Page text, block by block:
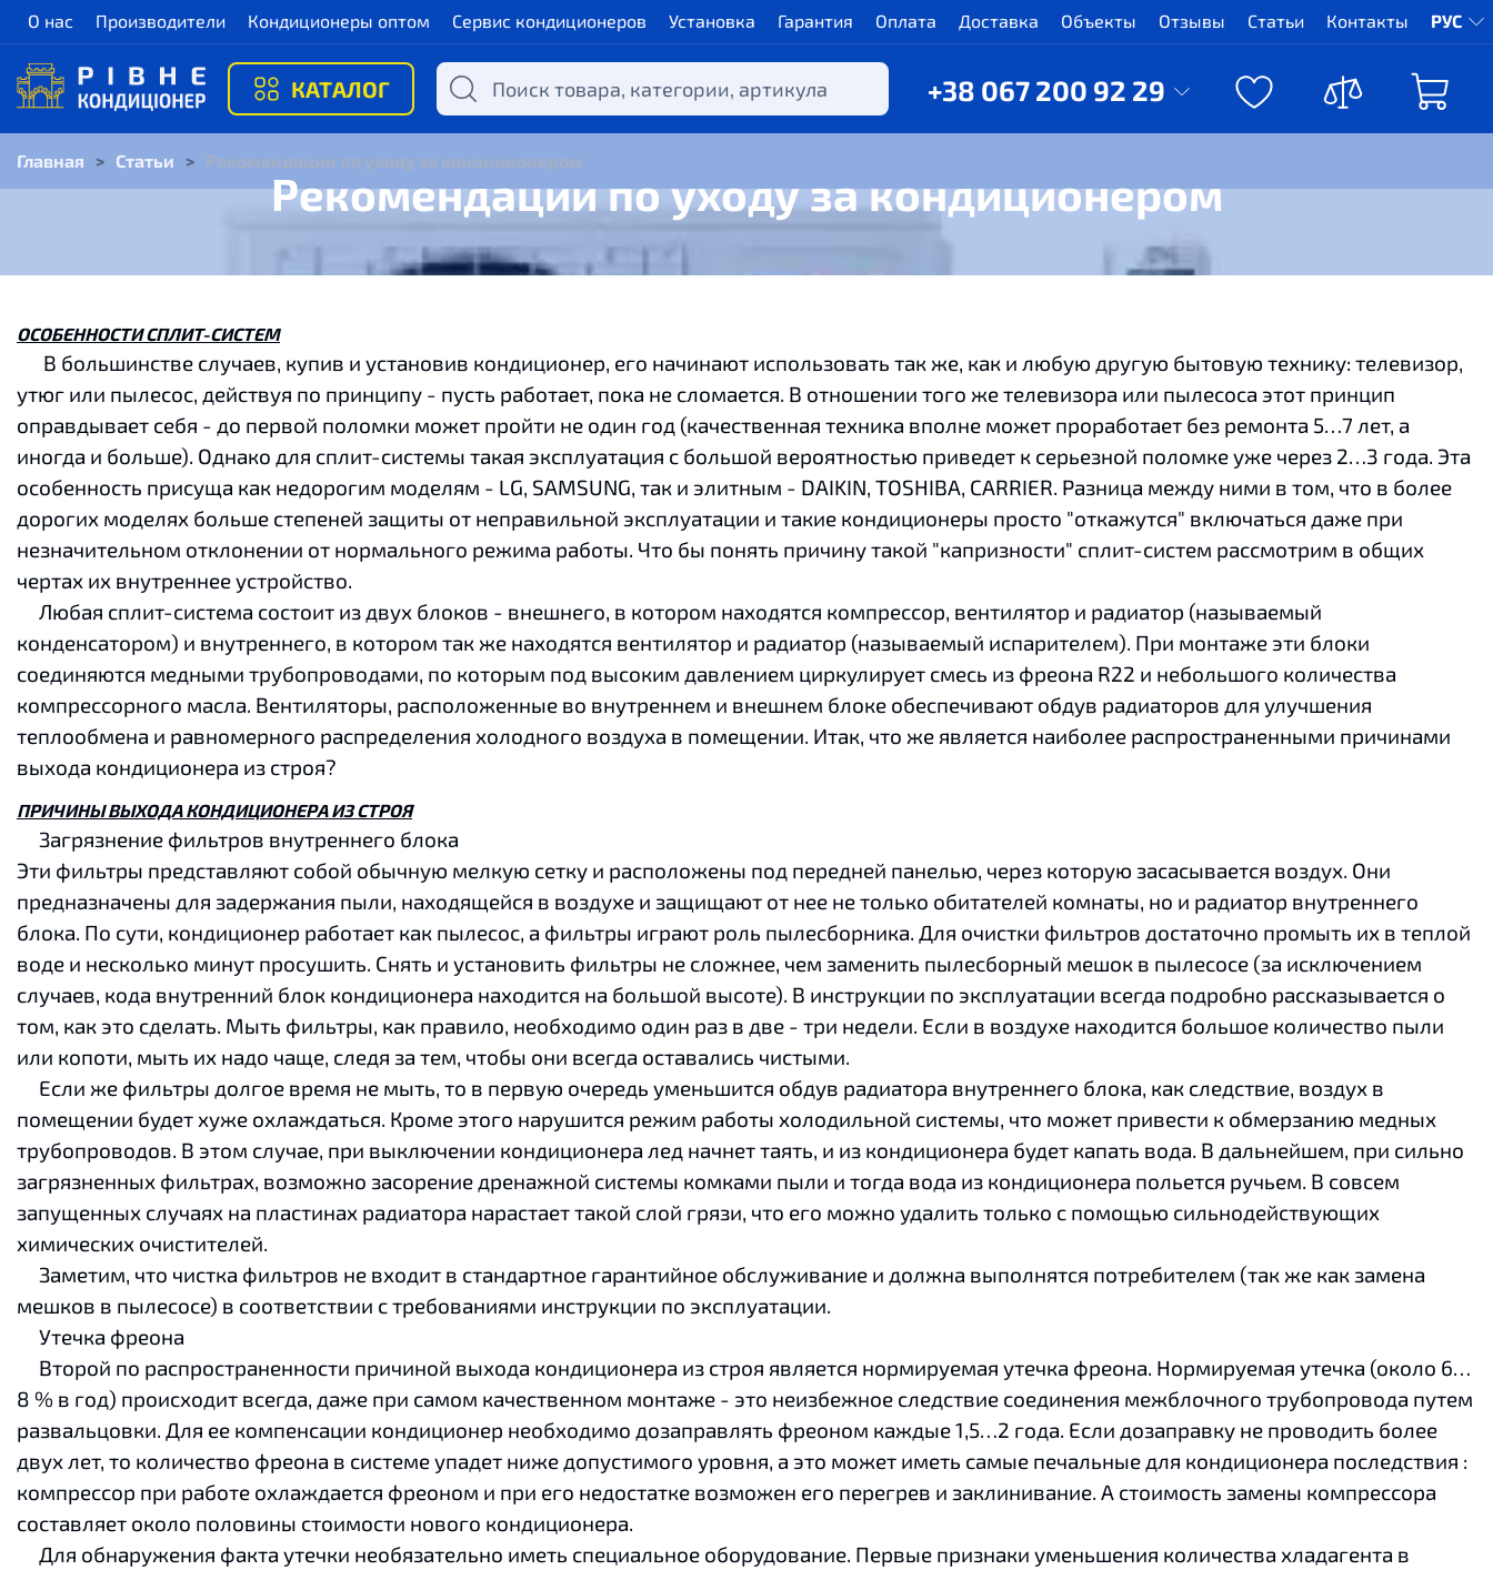
О нас Производители Кондиционеры оптом Сервис кондиционеров Установка Гарантия Оплата Доставка Объекты Отзывы Статьи Контакты РУС
КАТАЛОГ +38 067 200 92 29
Главная > Статьи > Рекомендации по уходу за кондиционером
Рекомендации по уходу за кондиционером
ОСОБЕННОСТИ СПЛИТ-СИСТЕМ
В большинстве случаев, купив и установив кондиционер, его начинают использовать так же, как и любую другую бытовую технику: телевизор,
утюг или пылесос, действуя по принципу - пусть работает, пока не сломается. В отношении того же телевизора или пылесоса этот принцип
оправдывает себя - до первой поломки может пройти не один год (качественная техника вполне может проработает без ремонта 5…7 лет, а
иногда и больше). Однако для сплит-системы такая эксплуатация с большой вероятностью приведет к серьезной поломке уже через 2…3 года. Эта
особенность присуща как недорогим моделям - LG, SAMSUNG, так и элитным - DAIKIN, TOSHIBA, CARRIER. Разница между ними в том, что в более
дорогих моделях больше степеней защиты от неправильной эксплуатации и такие кондиционеры просто "откажутся" включаться даже при
незначительном отклонении от нормального режима работы. Что бы понять причину такой "капризности" сплит-систем рассмотрим в общих
чертах их внутреннее устройство.
Любая сплит-система состоит из двух блоков - внешнего, в котором находятся компрессор, вентилятор и радиатор (называемый
конденсатором) и внутреннего, в котором так же находятся вентилятор и радиатор (называемый испарителем). При монтаже эти блоки
соединяются медными трубопроводами, по которым под высоким давлением циркулирует смесь из фреона R22 и небольшого количества
компрессорного масла. Вентиляторы, расположенные во внутреннем и внешнем блоке обеспечивают обдув радиаторов для улучшения
теплообмена и равномерного распределения холодного воздуха в помещении. Итак, что же является наиболее распространенными причинами
выхода кондиционера из строя?
ПРИЧИНЫ ВЫХОДА КОНДИЦИОНЕРА ИЗ СТРОЯ
Загрязнение фильтров внутреннего блока
Эти фильтры представляют собой обычную мелкую сетку и расположены под передней панелью, через которую засасывается воздух. Они
предназначены для задержания пыли, находящейся в воздухе и защищают от нее не только обитателей комнаты, но и радиатор внутреннего
блока. По сути, кондиционер работает как пылесос, а фильтры играют роль пылесборника. Для очистки фильтров достаточно промыть их в теплой
воде и несколько минут просушить. Снять и установить фильтры не сложнее, чем заменить пылесборный мешок в пылесосе (за исключением
случаев, кода внутренний блок кондиционера находится на большой высоте). В инструкции по эксплуатации всегда подробно рассказывается о
том, как это сделать. Мыть фильтры, как правило, необходимо один раз в две - три недели. Если в воздухе находится большое количество пыли
или копоти, мыть их надо чаще, следя за тем, чтобы они всегда оставались чистыми.
Если же фильтры долгое время не мыть, то в первую очередь уменьшится обдув радиатора внутреннего блока, как следствие, воздух в
помещении будет хуже охлаждаться. Кроме этого нарушится режим работы холодильной системы, что может привести к обмерзанию медных
трубопроводов. В этом случае, при выключении кондиционера лед начнет таять, и из кондиционера будет капать вода. В дальнейшем, при сильно
загрязненных фильтрах, возможно засорение дренажной системы комками пыли и тогда вода из кондиционера польется ручьем. В совсем
запущенных случаях на пластинах радиатора нарастает такой слой грязи, что его можно удалить только с помощью сильнодействующих
химических очистителей.
Заметим, что чистка фильтров не входит в стандартное гарантийное обслуживание и должна выполнятся потребителем (так же как замена
мешков в пылесосе) в соответствии с требованиями инструкции по эксплуатации.
Утечка фреона
Второй по распространенности причиной выхода кондиционера из строя является нормируемая утечка фреона. Нормируемая утечка (около 6…
8 % в год) происходит всегда, даже при самом качественном монтаже - это неизбежное следствие соединения межблочного трубопровода путем
развальцовки. Для ее компенсации кондиционер необходимо дозаправлять фреоном каждые 1,5…2 года. Если дозаправку не проводить более
двух лет, то количество фреона в системе упадет ниже допустимого уровня, а это может иметь самые печальные для кондиционера последствия :
компрессор при работе охлаждается фреоном и при его недостатке возможен его перегрев и заклинивание. А стоимость замены компрессора
составляет около половины стоимости нового кондиционера.
Для обнаружения факта утечки необязательно иметь специальное оборудование. Первые признаки уменьшения количества хладагента в